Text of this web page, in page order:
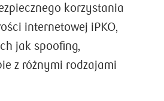
korzystania
internetowej iPKO,
jak spoofing,
z różnymi rodzajami